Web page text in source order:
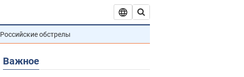
Российские обстрелы
Важное